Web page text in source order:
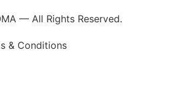
— All Rights Reserved.
& Conditions